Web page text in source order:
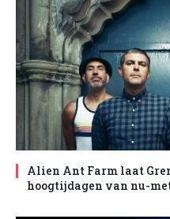
Alien Ant Farm laat
hoogtijdagen van nu-